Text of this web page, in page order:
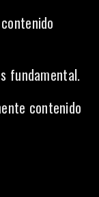
fundamental.
contenido